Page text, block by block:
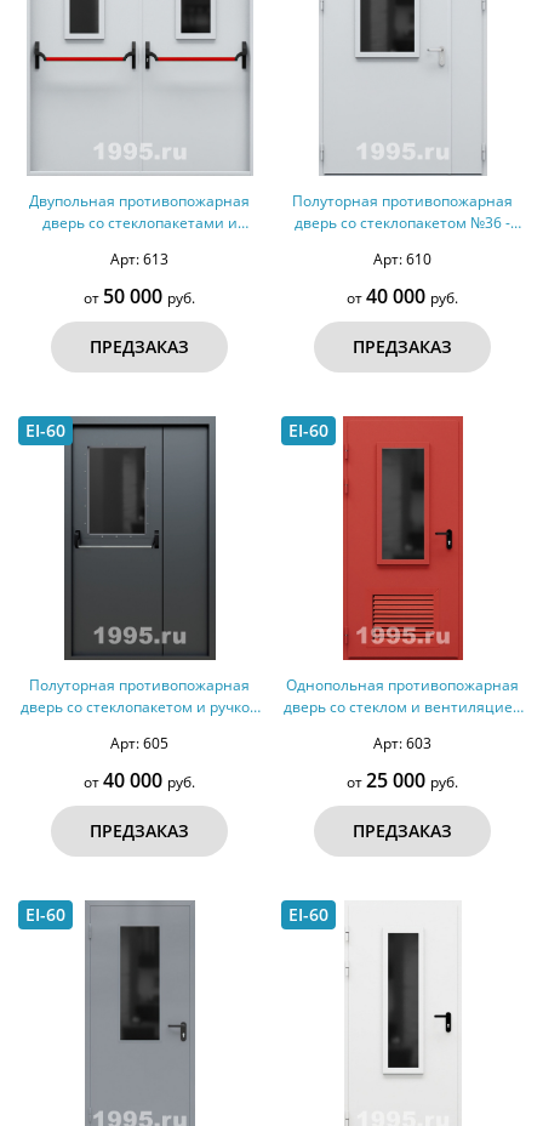
Двупольная противопожарная
дверь со стеклопакетами и
ДМПС 2
Арт: 613
от 50 000 руб.
ПРЕДЗАКАЗ
Полуторная противопожарная
дверь со стеклопакетом №36 -
Арт: 610
от40 000 руб.
ПРЕДЗАКАЗ
EI-60
Полуторная противопожарная
дверь со стеклопакетом и ручкой
Арт: 605
от40 000 руб.
ПРЕДЗАКАЗ
EI-60
Однопольная противопожарная
дверь со стеклом и вентиляцией
Арт: 603
от25 000 руб.
ПРЕДЗАКАЗ
EI-60 EI-60